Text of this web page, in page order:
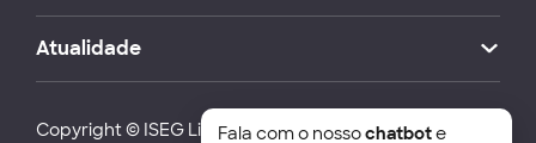
Atualidade
Copyright © ISEG Lisbon School of Economics and
Fala com o nossochatbote